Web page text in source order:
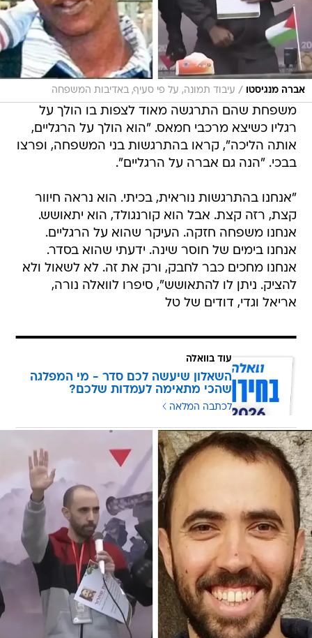
אברה מנגיסטו / עיבוד תמונה, על פי סעיף, באדיבות המשפחה
משפחת שהם התרגשה מאוד לצפות בו הולך על
רגליו כשיצא מרכבי חמאס. "הוא הולך על הרגליים,
אותה הליכה", קראו בהתרגשות בני המשפחה, ופרצו
בבכי. "הנה גם אברה על הרגליים".
"אנחנו בהתרגשות נוראית, בכיתי. הוא נראה חיוור
קצת, רזה קצת. אבל הוא קורנגולד, הוא יתאושש.
אנחנו משפחה חזקה. העיקר שהוא על הרגליים.
אנחנו בימים של חוסר שינה. ידעתי שהוא בסדר.
אנחנו מחכים כבר לחבק, ורק את זה. לא לשאול ולא
להציק. ניתן לו להתאושש", סיפרו לוואלה נורה,
אריאל וגדי, דודים של טל
עוד בוואלה
השאלון שיעשה לכם סדר - מי המפלגה
שהכי מתאימה לעמדות שלכם?
לכתבה המלאה